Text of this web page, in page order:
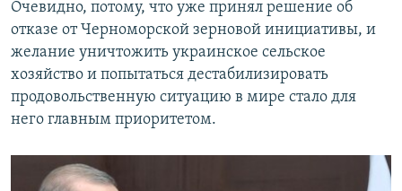
Очевидно, потому, что уже принял решение об
отказе от Черноморской зерновой инициативы, и
желание уничтожить украинское сельское
хозяйство и попытаться дестабилизировать
продовольственную ситуацию в мире стало для
него главным приоритетом.